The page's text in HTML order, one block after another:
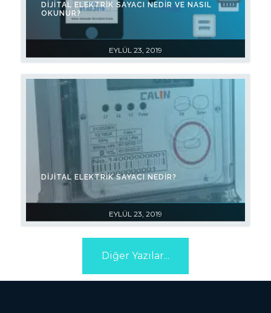
EYLÜL 23, 2019
DIJITAL ELEKTRIK SAYACI NEDIR VE NASIL
OKUNUR?
EYLÜL 23, 2019
DIJITAL ELEKTRIK SAYACI NEDIR?
Diğer Yazılar...